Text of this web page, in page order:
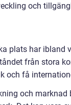
och
plats har
från stora
och få
och